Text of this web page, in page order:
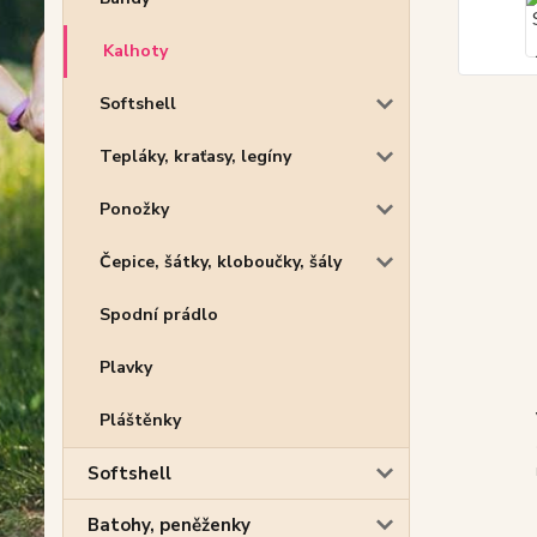
Kalhoty
Softshell
Tepláky, kraťasy, legíny
Ponožky
Čepice, šátky, kloboučky, šály
Spodní prádlo
Plavky
Pláštěnky
Softshell
Batohy, peněženky